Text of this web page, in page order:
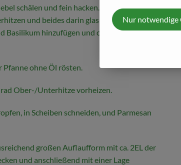
schälen und fein hacken. In einem kleinen
und beides darin glasig dünsten.
Basilikum hinzufügen und ca. 15 Minuten
Pfanne ohne Öl rösten.
Ober-/Unterhitze vorheizen.
in Scheiben schneiden, und Parmesan
großen Auflaufform mit ca. 2EL der
und anschließend mit einer Lage
Nur notwendige